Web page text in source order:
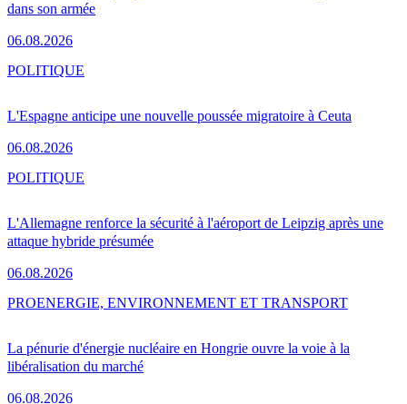
dans son armée
06.08.2026
L'Espagne anticipe une nouvelle poussée migratoire à Ceuta
06.08.2026
POLITIQUE
L'Allemagne renforce la sécurité à l'aéroport de Leipzig après une
attaque hybride présumée
06.08.2026
POLITIQUE
La pénurie d'énergie nucléaire en Hongrie ouvre la voie à la
libéralisation du marché
06.08.2026
PROENERGIE, ENVIRONNEMENT ET TRANSPORT